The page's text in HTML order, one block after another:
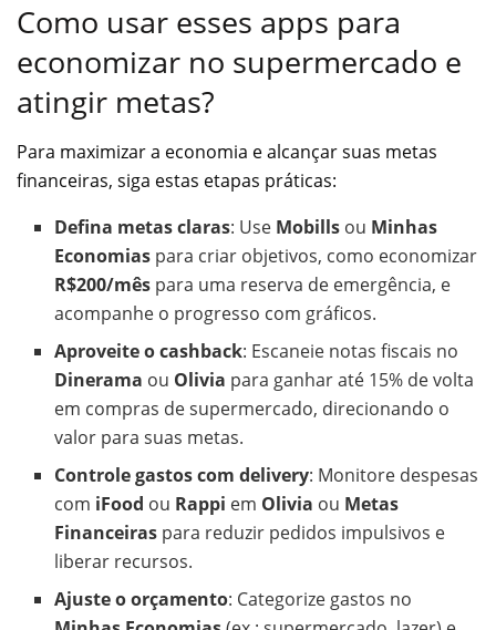
Como usar esses apps para
economizar no supermercado e
atingir metas?
Para maximizar a economia e alcançar suas metas
financeiras, siga estas etapas práticas:
Defina metas claras: Use Mobills ou Minhas
Economias para criar objetivos, como economizar
R$200/mês para uma reserva de emergência, e
acompanhe o progresso com gráficos.
Aproveite o cashback: Escaneie notas fiscais no
Dinerama ou Olivia para ganhar até 15% de volta
em compras de supermercado, direcionando o
valor para suas metas.
Controle gastos com delivery: Monitore despesas
com iFood ou Rappi em Olivia ou Metas
Financeiras para reduzir pedidos impulsivos e
liberar recursos.
Ajuste o orçamento: Categorize gastos no